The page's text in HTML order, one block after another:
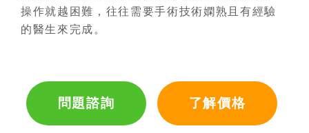
操作就越困難，往往需要手術技術嫻熟且有經驗
的醫生來完成。
問題諮詢 了解價格